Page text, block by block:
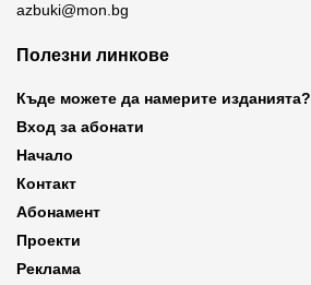
azbuki@mon.bg
Полезни линкове
Къде можете да намерите изданията?
Вход за абонати
Начало
Контакт
Абонамент
Проекти
Реклама